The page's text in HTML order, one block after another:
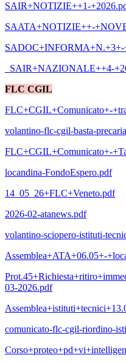
SAIR+NOTIZIE++1-
SAATA+NOTIZIE++-
SADOC+INFORMA+N.+3+-
_SAIR+NAZIONALE++4-
FLC CGIL
FLC+CGIL+Comunicato+-
volantino-flc-cgil-basta-
FLC+CGIL+Comunicato+-
locandina-FondoEspero.pdf
14_05_26+FLC+Veneto.pdf
2026-02-atanews.pdf
volantino-sciopero-istituti-
Assemblea+ATA+06.05+-
03-2026.pdf
comunicato-flc-cgil-riordino-